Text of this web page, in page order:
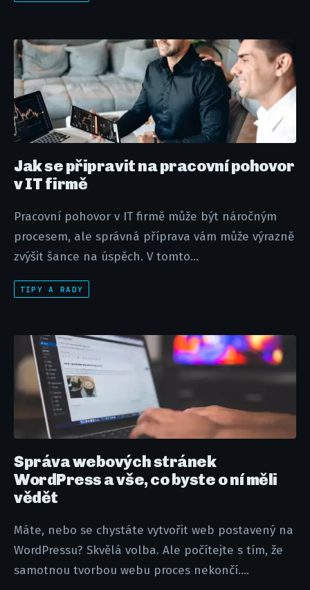
Jak se připravit na pracovní pohovor
v IT firmě
Pracovní pohovor v IT firmě může být náročným
procesem, ale správná příprava vám může výrazně
zvýšit šance na úspěch. V tomto...
TIPY A RADY
Správa webových stránek
WordPress a vše, co byste o ní měli
vědět
Máte, nebo se chystáte vytvořit web postavený na
WordPressu? Skvělá volba. Ale počítejte s tím, že
samotnou tvorbou webu proces nekončí....